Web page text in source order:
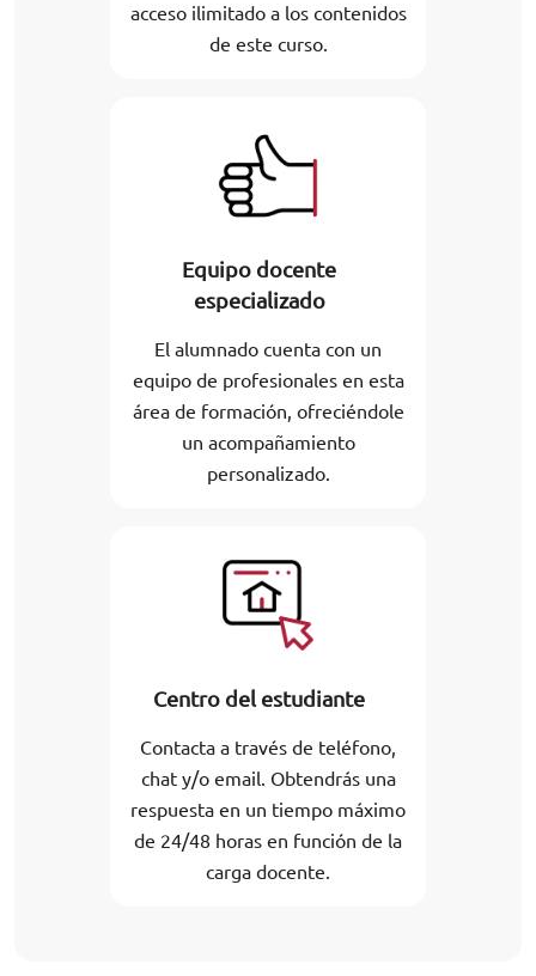
acceso ilimitado a los contenidos
de este curso.
Equipo docente
especializado
El alumnado cuenta con un
equipo de profesionales en esta
área de formación, ofreciéndole
un acompañamiento
personalizado.
Centro del estudiante
Contacta a través de teléfono,
chat y/o email. Obtendrás una
respuesta en un tiempo máximo
de 24/48 horas en función de la
carga docente.